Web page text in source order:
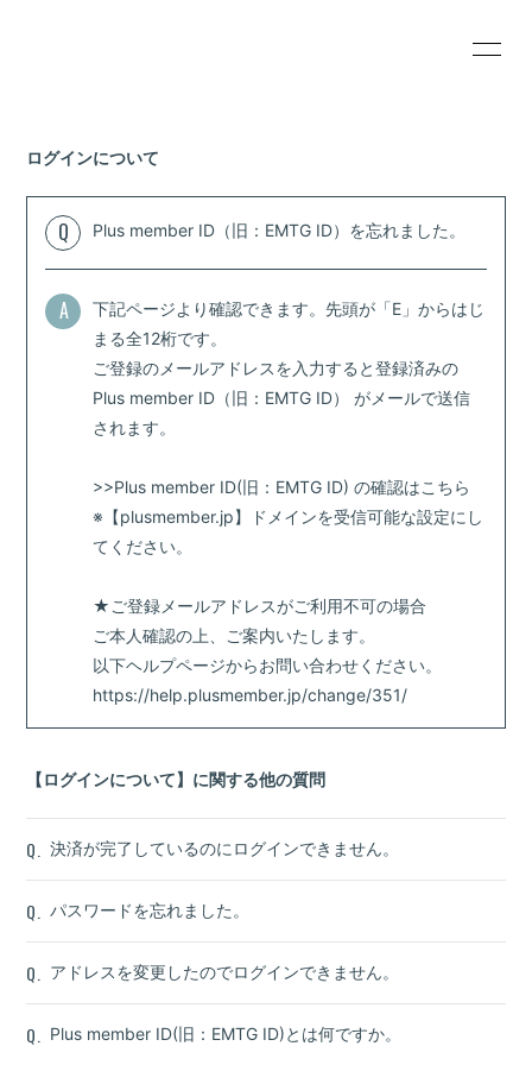
SCHEDULE
VIDEO
DISCOGRAPHY
GOODS
CONTACT
RADIO
版)
無料会員登録 ログイン
ログインについて
Q Plus member ID（旧：EMTG ID）を忘れました。
A
下記ページより確認できます。先頭が「E」からはじ
まる全12桁です。
ご登録のメールアドレスを入力すると登録済みの
Plus member ID（旧：EMTG ID） がメールで送信
されます。
>>Plus member ID(旧：EMTG ID) の確認はこちら
※【plusmember.jp】ドメインを受信可能な設定にし
てください。
★ご登録メールアドレスがご利用不可の場合
ご本人確認の上、ご案内いたします。
以下ヘルプページからお問い合わせください。
https://help.plusmember.jp/change/351/
【ログインについて】に関する他の質問
Q. 決済が完了しているのにログインできません。
Q. パスワードを忘れました。
Q. アドレスを変更したのでログインできません。
Q. Plus member ID(旧：EMTG ID)とは何ですか。